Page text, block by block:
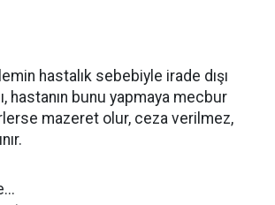
hastalık sebebiyle irade dışı
hastanın bunu yapmaya mecbur
mazeret olur, ceza verilmez,